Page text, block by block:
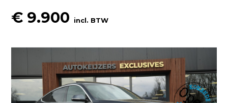
WIE ZIJN WIJ
€ 9.900 incl. BTW